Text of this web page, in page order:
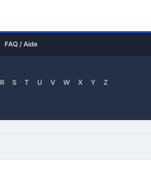
FAQ / Aide
R S T U V W X Y Z